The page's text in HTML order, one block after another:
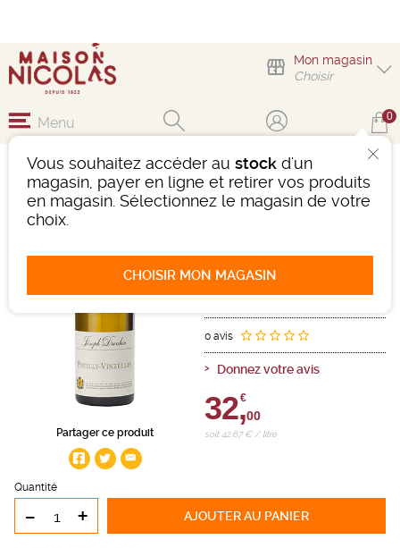
Mon magasin
Choisir
Vous souhaitez accéder au stock d'un
magasin, payer en ligne et retirer vos produits
en magasin. Sélectionnez le magasin de votre
choix.
CHOISIR MON MAGASIN
Menu 0
Partager ce produit
POUILLY VINZELLE
DROUHIN
0 avis
Donnez votre avis
32,
€
00
soit 42,67 € / litre
Quantité
- + AJOUTERAU PANIER